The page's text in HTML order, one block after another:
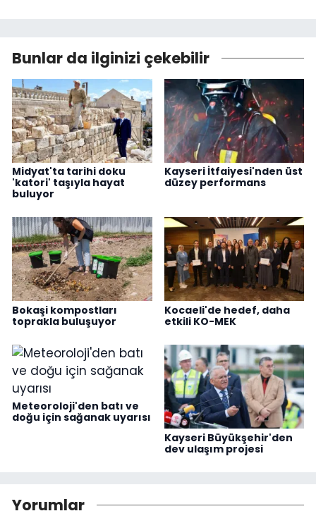
Bunlar da ilginizi çekebilir
Midyat'ta tarihi doku
'katori' taşıyla hayat
buluyor
Kayseri İtfaiyesi'nden üst
düzey performans
Bokaşi kompostları
toprakla buluşuyor
Kocaeli'de hedef, daha
etkili KO-MEK
Meteoroloji'den batı ve
doğu için sağanak uyarısı
Kayseri Büyükşehir'den
dev ulaşım projesi
Yorumlar